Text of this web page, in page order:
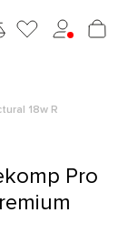
18w R
Pro